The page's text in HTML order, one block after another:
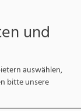
für
und
auswählen,
bitte unsere